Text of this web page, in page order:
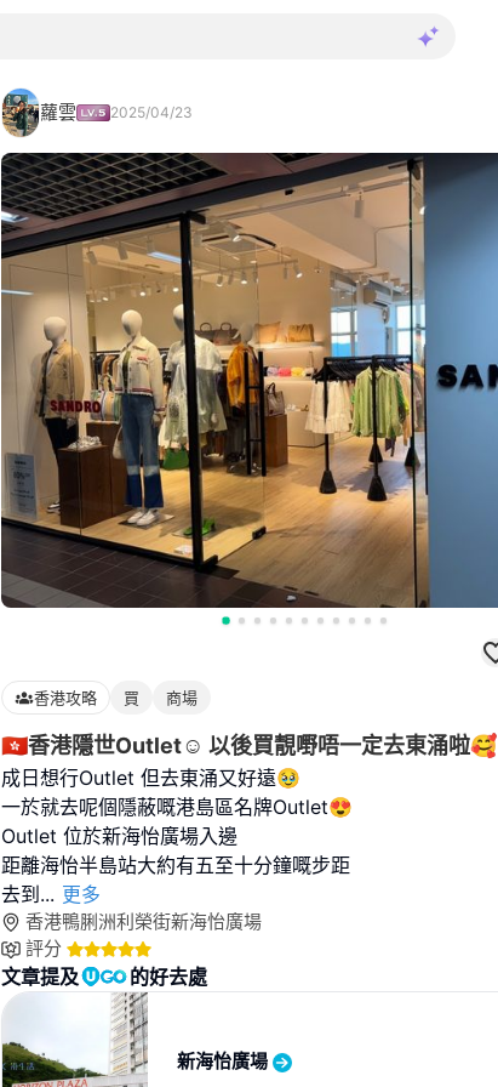
蘿雲 2025/04/23
香港攻略 買 商場
🇭🇰香港隱世Outlet☺️ 以後買靚嘢唔一定去東涌啦🥰
成日想行Outlet 但去東涌又好遠🥹
一於就去呢個隱蔽嘅港島區名牌Outlet😍
Outlet 位於新海怡廣場入邊
距離海怡半島站大約有五至十分鐘嘅步距
去到 ... 更多
香港鴨脷洲利榮街新海怡廣場
評分
文章提及 的好去處
新海怡廣場